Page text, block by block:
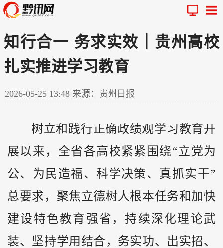
知行合一 务求实效｜贵州高校
扎实推进学习教育
2026-05-25 13:48 来源：贵州日报
树立和践行正确政绩观学习教育开
展以来，全省各高校紧紧围绕“立党为
公、为民造福、科学决策、真抓实干”
总要求，聚焦立德树人根本任务和加快
建设特色教育强省，持续深化理论武
装、坚持学用结合，务实功、出实招、